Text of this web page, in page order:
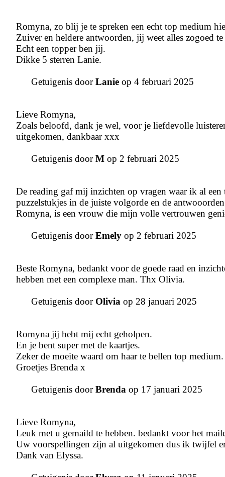
Romyna, zo blij je te spreken een echt top medium
Zuiver en heldere antwoorden, jij weet alles zogoed
Echt een topper ben jij.
Dikke 5 sterren Lanie.
Getuigenis doorLanie op 4 februari 2025
Lieve Romyna,
Zoals beloofd, dank je wel, voor je liefdevolle
uitgekomen, dankbaar xxx
Getuigenis doorM op 2 februari 2025
De reading gaf mij inzichten op vragen waar ik al
puzzelstukjes in de juiste volgorde en de
Romyna, is een vrouw die mijn volle vertrouwen
Getuigenis doorEmely op 2 februari 2025
Beste Romyna, bedankt voor de goede raad en
hebben met een complexe man. Thx Olivia.
Getuigenis door Olivia op 28 januari 2025
Romyna jij hebt mij echt geholpen.
En je bent super met de kaartjes.
Zeker de moeite waard om haar te bellen top medium.
Groetjes Brenda x
Getuigenis doorBrenda op 17 januari 2025
Lieve Romyna,
Leuk met u gemaild te hebben. bedankt voor het
Uw voorspellingen zijn al uitgekomen dus ik twijfel
Dank van Elyssa.